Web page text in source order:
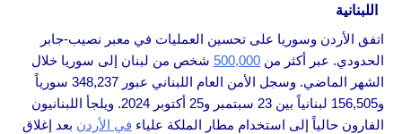
اللبنانية
اتفق الأردن وسوريا على تحسين العمليات في معبر نصيب-جابر
الحدودي. عبر أكثر من 500,000 شخص من لبنان إلى سوريا خلال
الشهر الماضي. وسجل الأمن العام اللبناني عبور 348,237 سورياً
و156,505 لبنانياً بين 23 سبتمبر و25 أكتوبر 2024. ويلجأ اللبنانيون
الفارون حالياً إلى استخدام مطار الملكة علياء في الأردن بعد إغلاق